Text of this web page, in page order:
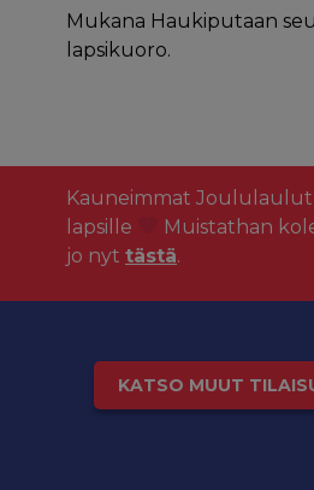
Mukana Haukiputaan
lapsikuoro.
Kauneimmat Joululaulut
lapsille
Muistathan
jo nyt tästä.
KATSO MUUT